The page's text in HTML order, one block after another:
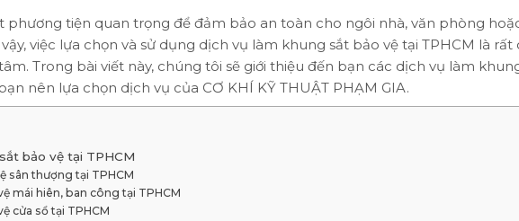
phương tiện quan trọng để đảm bảo an toàn cho ngôi nhà, văn phòng
việc lựa chọn và sử dụng dịch vụ làm khung sắt bảo vệ tại TPHCM là rất
Trong bài viết này, chúng tôi sẽ giới thiệu đến bạn các dịch vụ làm
nên lựa chọn dịch vụ của CƠ KHÍ KỸ THUẬT PHẠM GIA.
bảo vệ tại TPHCM
sân thượng tại TPHCM
mái hiên, ban công tại TPHCM
cửa sổ tại TPHCM